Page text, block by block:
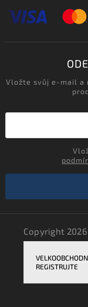
REGISTRUJTE
Vložte svůj e-mail a
Copyright 2026